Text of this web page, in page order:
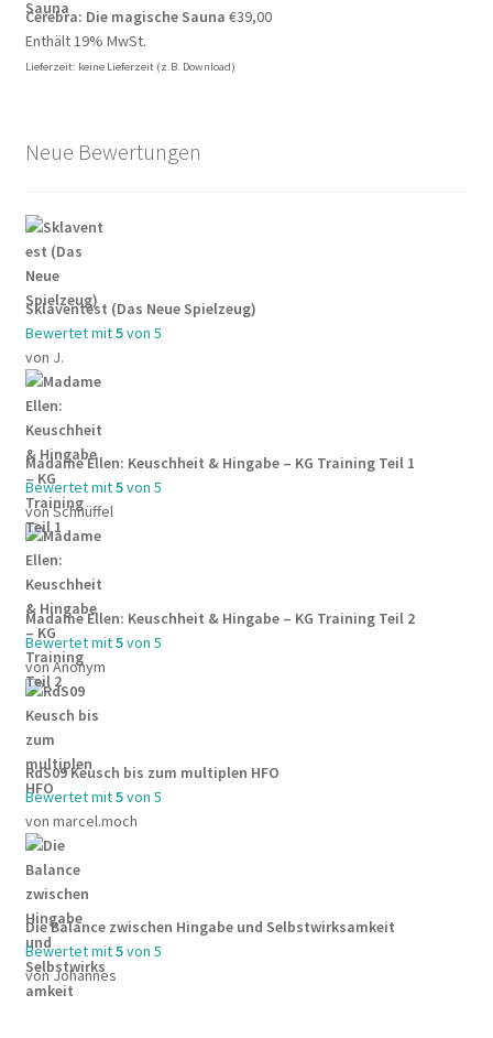
Cerebra: Die magische Sauna €39,00
Enthält 19% MwSt.
Lieferzeit: keine Lieferzeit (z.B. Download)
Neue Bewertungen
Sklaventest (Das Neue Spielzeug)
Bewertet mit5von 5
von J.
Madame Ellen: Keuschheit & Hingabe – KG Training Teil 1
Bewertet mit5von 5
von Schnüffel
Madame Ellen: Keuschheit & Hingabe – KG Training Teil 2
Bewertet mit5von 5
von Anonym
RdS09 Keusch bis zum multiplen HFO
Bewertet mit5von 5
von marcel.moch
Die Balance zwischen Hingabe und Selbstwirksamkeit
Bewertet mit5von 5
von Johannes